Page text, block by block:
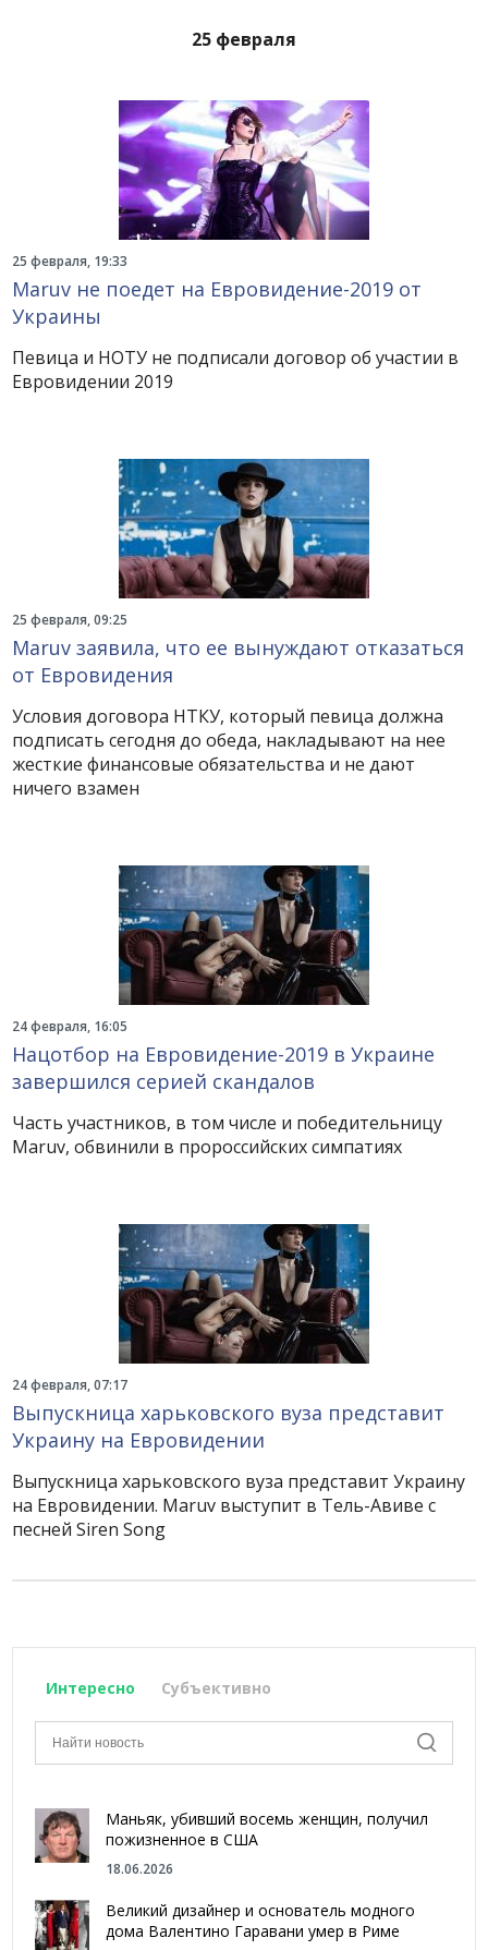
25 февраля
25 февраля, 19:33
Maruv не поедет на Евровидение-2019 от
Украины
Певица и НОТУ не подписали договор об участии в
Евровидении 2019
25 февраля, 09:25
Maruv заявила, что ее вынуждают отказаться
от Евровидения
Условия договора НТКУ, который певица должна
подписать сегодня до обеда, накладывают на нее
жесткие финансовые обязательства и не дают
ничего взамен
24 февраля, 16:05
Нацотбор на Евровидение-2019 в Украине
завершился серией скандалов
Часть участников, в том числе и победительницу
Maruv, обвинили в пророссийских симпатиях
24 февраля, 07:17
Выпускница харьковского вуза представит
Украину на Евровидении
Выпускница харьковского вуза представит Украину
на Евровидении. Маruv выступит в Тель-Авиве с
песней Siren Song
Интересно Субъективно
Маньяк, убивший восемь женщин, получил
пожизненное в США
18.06.2026
Великий дизайнер и основатель модного
дома Валентино Гаравани умер в Риме